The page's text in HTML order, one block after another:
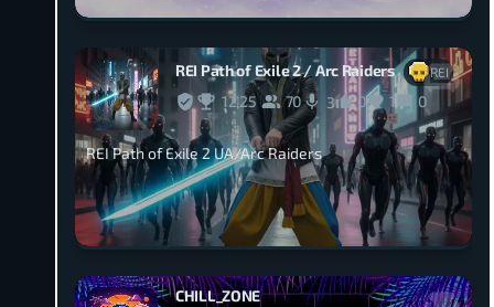
REI Path of Exile 2 / Arc Raiders REI
12,25 70 3 0 1 0
REI Path of Exile 2 UA/Arc Raiders
CHILL_ZONE